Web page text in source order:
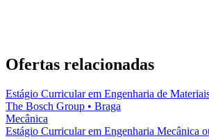
Ofertas relacionadas
Estágio Curricular em Engenharia de
The Bosch Group • Braga
Mecânica
Estágio Curricular em Engenharia Mecânica